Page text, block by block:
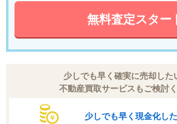
無料査定スター
少しでも早く確実に売却した
不動産買取サービスもご検討く
少しでも早く現金化し